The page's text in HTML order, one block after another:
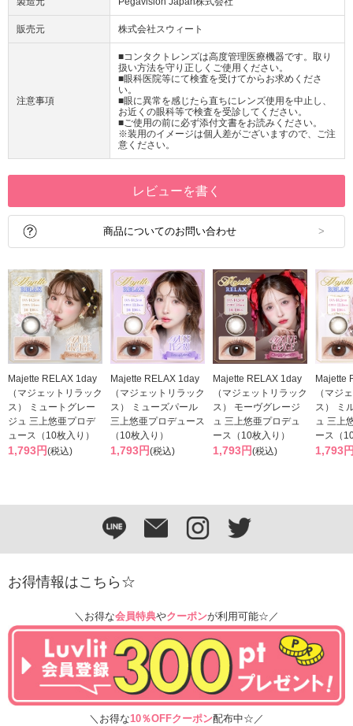
販売元 株式会社スウィート
注意事項
■コンタクトレンズは高度管理医療機器です。取り
扱い方法を守り正しくご使用ください。
■眼科医院等にて検査を受けてからお求めくださ
い。
■眼に異常を感じたら直ちにレンズ使用を中止し、
お近くの眼科等で検査を受診してください。
■ご使用の前に必ず添付文書をお読みください。
※装用のイメージは個人差がございますので、ご注
意ください。
レビューを書く
商品についてのお問い合わせ
Majette RELAX 1day
（マジェットリラック
ス） ミュートグレー
ジュ 三上悠亜プロデ
ュース（10枚入り）
1,793円(税込)
Majette RELAX 1day
（マジェットリラック
ス） ミューズパール
三上悠亜プロデュース
（10枚入り）
1,793円(税込)
Majette RELAX 1day
（マジェットリラック
ス） モーヴグレージ
ュ 三上悠亜プロデュ
ース（10枚入り）
1,793円(税込)
Majette
（マジ
ス） ミ
ュ 三上
ース（
1,793
お得情報はこちら☆
＼お得な会員特典やクーポンが利用可能☆／
＼お得な10％OFFクーポン配布中☆／